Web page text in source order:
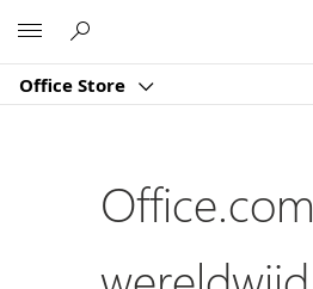
Office Store
Office.com